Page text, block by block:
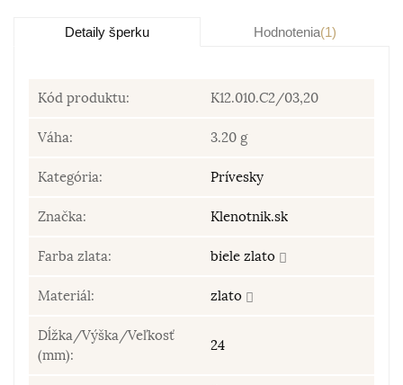
Detaily šperku Hodnotenia(1)
Kód produktu: K12.010.C2/03,20
Váha: 3.20 g
Kategória: Prívesky
Značka: Klenotnik.sk
Farba zlata: biele zlato
Materiál: zlato
Dĺžka/Výška/Veľkosť
(mm):
24